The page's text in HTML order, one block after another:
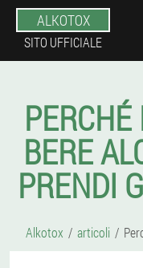
ALKOTOX
SITO UFFICIALE
BERE
PRENDI
Alkotox articoli